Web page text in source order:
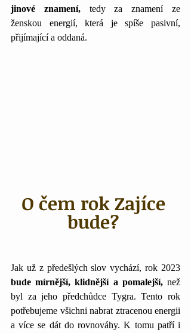
jinové znamení, tedy za znamení ze
ženskou energií, která je spíše pasivní,
přijímající a oddaná.
O čem rok Zajíce
bude?
bude mírnější, klidnější a pomalejší, než
byl za jeho předchůdce Tygra. Tento rok
potřebujeme všichni nabrat ztracenou energii
a více se dát do rovnováhy. K tomu patří i